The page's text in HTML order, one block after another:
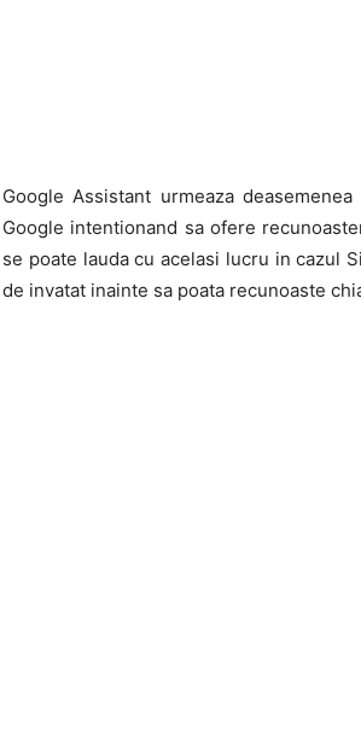
Google Assistant urmeaza
Google intentionand sa ofere
se poate lauda cu acelasi lucru in cazul
de invatat inainte sa poata recunoaste